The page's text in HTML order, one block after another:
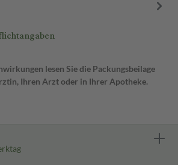
lesen Sie die Packungsbeilage
Ihren Arzt oder in Ihrer Apotheke.